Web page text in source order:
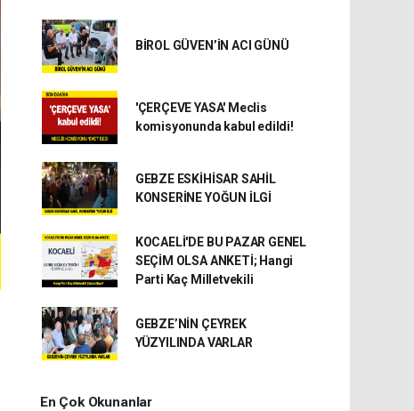
BİROL GÜVEN’İN ACI GÜNÜ
'ÇERÇEVE YASA' Meclis
komisyonunda kabul edildi!
GEBZE ESKİHİSAR SAHİL
KONSERİNE YOĞUN İLGİ
KOCAELİ'DE BU PAZAR GENEL
SEÇİM OLSA ANKETİ; Hangi
Parti Kaç Milletvekili
GEBZE’NİN ÇEYREK
YÜZYILINDA VARLAR
En Çok Okunanlar